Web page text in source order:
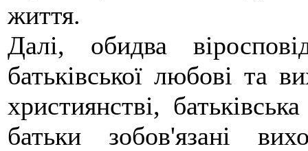
життя.
Далі, обидва
батьківської любові та
християнстві,
батьки зобов'язані